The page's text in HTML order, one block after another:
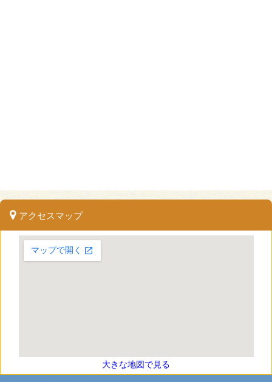
アクセスマップ
大きな地図で見る